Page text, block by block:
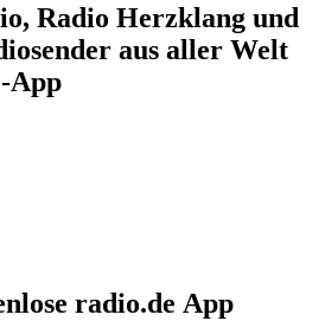
Radio Herzklang und
aus aller Welt
App
radio.de App